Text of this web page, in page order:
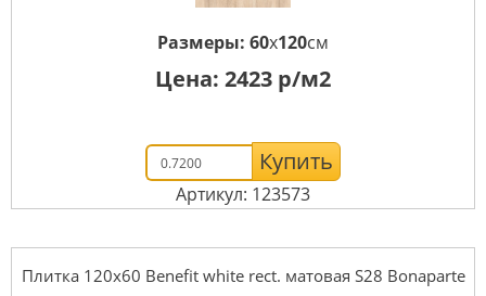
Размеры: 60x120см
Цена: 2423 р/м2
Купить
Артикул: 123573
Плитка 120x60 Benefit white rect. матовая S28 Bonaparte